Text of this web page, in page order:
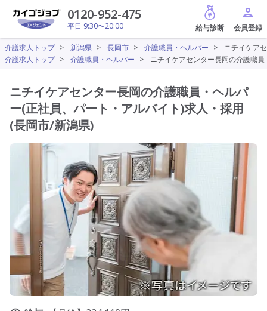
0120-952-475
平日 9:30〜20:00
給与診断
介護求人トップ > 新潟県 > 長岡市 > 介護職員・ヘルパー >
ニチイケア
介護求人トップ > 介護職員・ヘルパー > ニチイケアセンター長岡の介護職
ニチイケアセンター長岡の介護職員・ヘルパ
ー(正社員、パート・アルバイト)求人・採用
(長岡市/新潟県)